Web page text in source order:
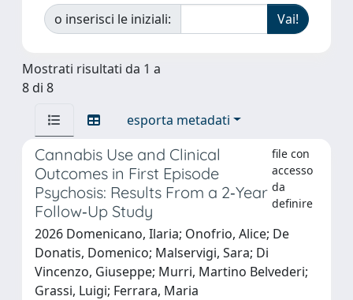
o inserisci le iniziali:
Mostrati risultati da 1 a
8 di 8
esporta metadati
Cannabis Use and Clinical
Outcomes in First Episode
Psychosis: Results From a 2‐Year
Follow‐Up Study
file con
accesso
da
definire
2026 Domenicano, Ilaria; Onofrio, Alice; De
Donatis, Domenico; Malservigi, Sara; Di
Vincenzo, Giuseppe; Murri, Martino Belvederi;
Grassi, Luigi; Ferrara, Maria